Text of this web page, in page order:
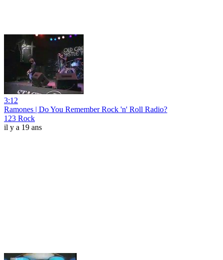
3:12
Ramones | Do You Remember Rock 'n' Roll Radio?
123 Rock
il y a 19 ans